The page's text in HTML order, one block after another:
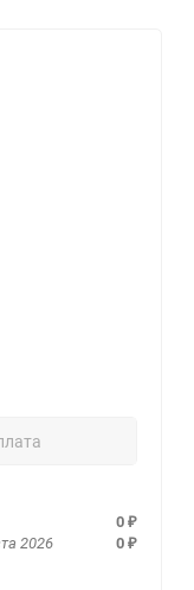
0 ₽
2026 0 ₽